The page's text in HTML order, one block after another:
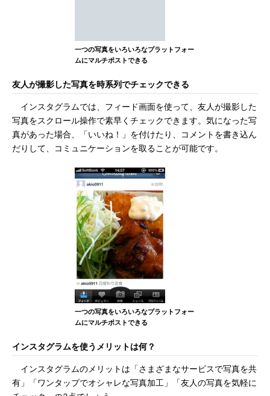
一つの写真をいろいろなプラットフォー
ムにマルチポストできる
友人が撮影した写真を時系列でチェックできる
インスタグラムでは、フィード画面を使って、友人が撮影した
写真をスクロール操作で素早くチェックできます。気になった写
真があった場合、「いいね！」を付けたり、コメントを書き込ん
だりして、コミュニケーションを取ることが可能です。
一つの写真をいろいろなプラットフォー
ムにマルチポストできる
インスタグラムを使うメリットは何？
インスタグラムのメリットは「さまざまなサービスで写真を共
有」「ワンタップでオシャレな写真加工」「友人の写真を気軽に